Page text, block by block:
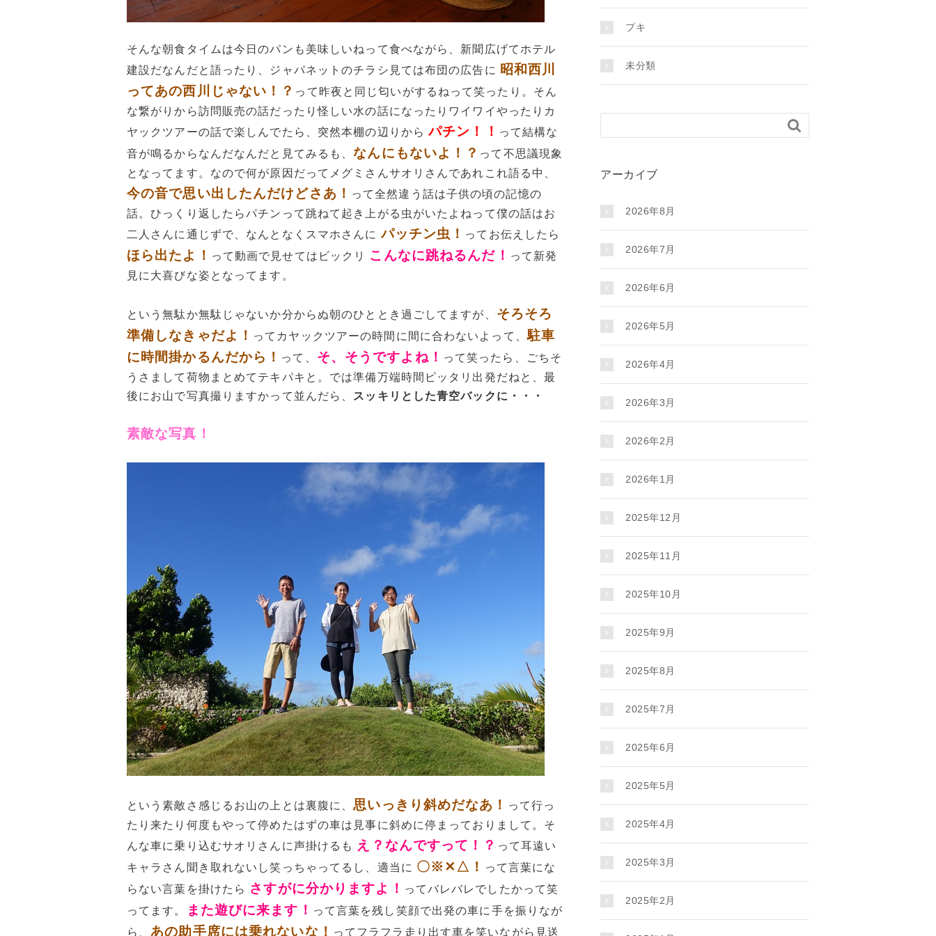
そんな朝食タイムは今日のパンも美味しいねって食べながら、新聞広げてホテル
建設だなんだと語ったり、ジャパネットのチラシ見ては布団の広告に
昭和西川
ってあの西川じゃない！？ って昨夜と同じ匂いがするねって笑ったり。そん
な繋がりから訪問販売の話だったり怪しい水の話になったりワイワイやったりカ
ヤックツアーの話で楽しんでたら、突然本棚の辺りからパチン！！ って結構な
音が鳴るからなんだなんだと見てみるも、なんにもないよ！？ って不思議現象
となってます。なので何が原因だってメグミさんサオリさんであれこれ語る中、
今の音で思い出したんだけどさあ！ って全然違う話は子供の頃の記憶の
話。ひっくり返したらパチンって跳ねて起き上がる虫がいたよねって僕の話はお
二人さんに通じずで、なんとなくスマホさんにパッチン虫！ ってお伝えしたら
ほら出たよ！ って動画で見せてはビックリ こんなに跳ねるんだ！ って新発
見に大喜びな姿となってます。
という無駄か無駄じゃないか分からぬ朝のひととき過ごしてますが、 そろそろ
準備しなきゃだよ！ ってカヤックツアーの時間に間に合わないよって、駐車
に時間掛かるんだから！ って、 そ、そうですよね！ って笑ったら、ごちそ
うさまして荷物まとめてテキパキと。では準備万端時間ピッタリ出発だねと、最
後にお山で写真撮りますかって並んだら、
スッキリとした青空バックに・・・
素敵な写真！
という素敵さ感じるお山の上とは裏腹に、思いっきり斜めだなあ！
って行っ
たり来たり何度もやって停めたはずの車は見事に斜めに停まっておりまして。そ
んな車に乗り込むサオリさんに声掛けるも
え？なんですって！？ って耳遠い
キャラさん聞き取れないし笑っちゃってるし、適当に 〇※✕△！
って言葉にな
らない言葉を掛けたら さすがに分かりますよ！ ってバレバレでしたかって笑
ってます。
また遊びに来ます！ って言葉を残し笑顔で出発の車に手を振りなが
ら、 あの助手席には乗れないな！ ってフラフラ走り出す車を笑いながら見送
プキ
未分類

アーカイブ
2026年8月
2026年7月
2026年6月
2026年5月
2026年4月
2026年3月
2026年2月
2026年1月
2025年12月
2025年11月
2025年10月
2025年9月
2025年8月
2025年7月
2025年6月
2025年5月
2025年4月
2025年3月
2025年2月